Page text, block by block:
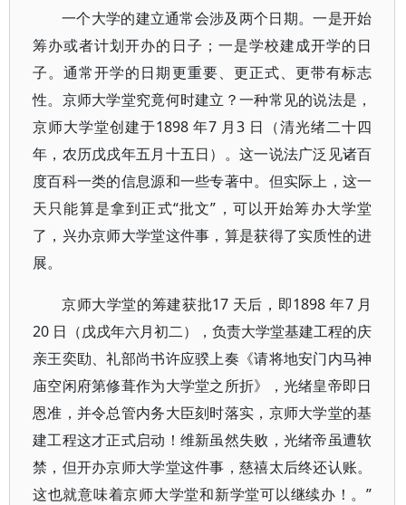
一个大学的建立通常会涉及两个日期。一是开始
筹办或者计划开办的日子；一是学校建成开学的日
子。通常开学的日期更重要、更正式、更带有标志
性。京师大学堂究竟何时建立？一种常见的说法是，
京师大学堂创建于1898 年7 月3 日（清光绪二十四
年，农历戊戌年五月十五日）。这一说法广泛见诸百
度百科一类的信息源和一些专著中。但实际上，这一
天只能算是拿到正式“批文”，可以开始筹办大学堂
了，兴办京师大学堂这件事，算是获得了实质性的进
展。
京师大学堂的筹建获批17 天后，即1898 年7 月
20 日（戊戌年六月初二），负责大学堂基建工程的庆
亲王奕劻、礼部尚书许应骙上奏《请将地安门内马神
庙空闲府第修葺作为大学堂之所折》，光绪皇帝即日
恩准，并令总管内务大臣刻时落实，京师大学堂的基
建工程这才正式启动！维新虽然失败，光绪帝虽遭软
禁，但开办京师大学堂这件事，慈禧太后终还认账。
这也就意味着京师大学堂和新学堂可以继续办！。”